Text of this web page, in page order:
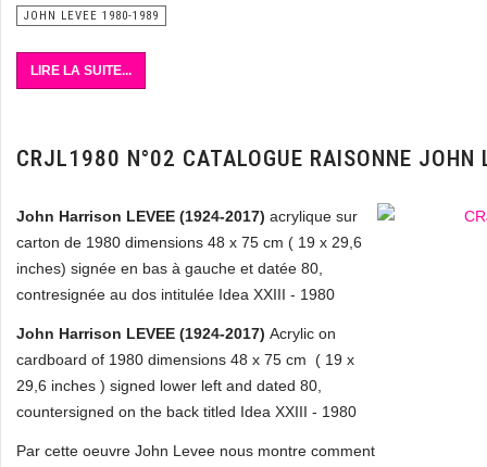
JOHN LEVEE 1980-1989
LIRE LA SUITE...
CRJL1980 N°02 CATALOGUE RAISONNE JOHN
John Harrison LEVEE (1924-2017) acrylique sur
carton de 1980 dimensions 48 x 75 cm ( 19 x 29,6
inches) signée en bas à gauche et datée 80,
contresignée au dos intitulée Idea XXIII - 1980
John Harrison LEVEE (1924-2017) Acrylic on
cardboard of 1980 dimensions 48 x 75 cm ( 19 x
29,6 inches ) signed lower left and dated 80,
countersigned on the back titled Idea XXIII - 1980
Par cette oeuvre John Levee nous montre comment